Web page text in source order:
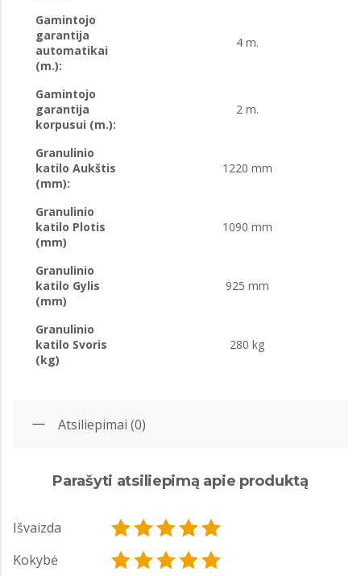
Gamintojo
garantija
automatikai
(m.):
4 m.
Gamintojo
garantija
korpusui (m.):
2 m.
Granulinio
katilo Aukštis
(mm):
1220 mm
Granulinio
katilo Plotis
(mm)
1090 mm
Granulinio
katilo Gylis
(mm)
925 mm
Granulinio
katilo Svoris
(kg)
280 kg
Atsiliepimai (0)
Parašyti atsiliepimą apie produktą
Išvaizda
Kokybė